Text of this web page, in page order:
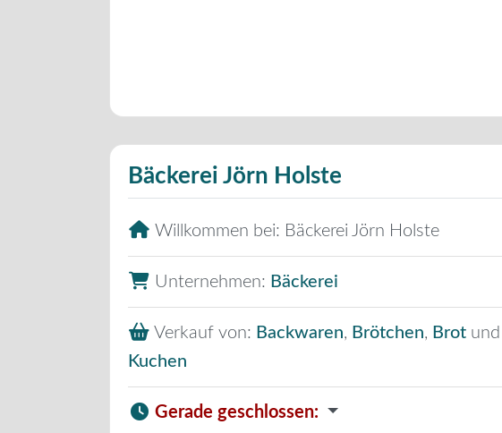
Bäckerei Jörn Holste
Willkommen bei: Bäckerei Jörn Holste
Unternehmen: Bäckerei
Verkauf von: Backwaren, Brötchen, Brot und
Kuchen
Gerade geschlossen: